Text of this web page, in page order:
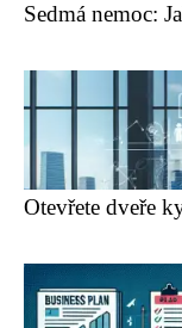
Sedmá nemoc:
Otevřete dveře